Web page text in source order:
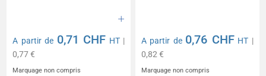
A partir de 0,71 CHF HT|
0,77 €
Marquage non compris
A partir de 0,76 CHF HT |
0,82 €
Marquage non compris